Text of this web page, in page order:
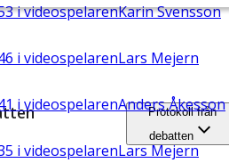
i videospelarenKarin Svensson
i videospelarenLars Mejern
i videospelarenAnders Åkesson
i videospelarenLars Mejern
Protokoll från
debatten